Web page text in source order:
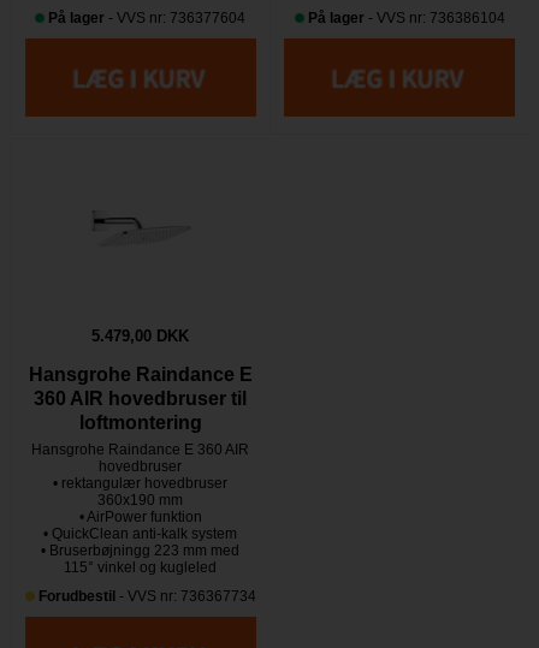
På lager - VVS nr: 736377604
På lager - VVS nr: 736386104
5.479,00 DKK
Hansgrohe Raindance E
360 AIR hovedbruser til
loftmontering
Hansgrohe Raindance E 360 AIR
hovedbruser
• rektangulær hovedbruser
360x190 mm
• AirPower funktion
• QuickClean anti-kalk system
• Bruserbøjningg 223 mm med
115° vinkel og kugleled
Forudbestil - VVS nr: 736367734